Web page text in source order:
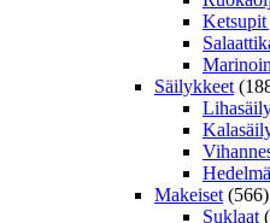
Ketsupit
Säilykkeet
Makeiset (566)
Suklaat